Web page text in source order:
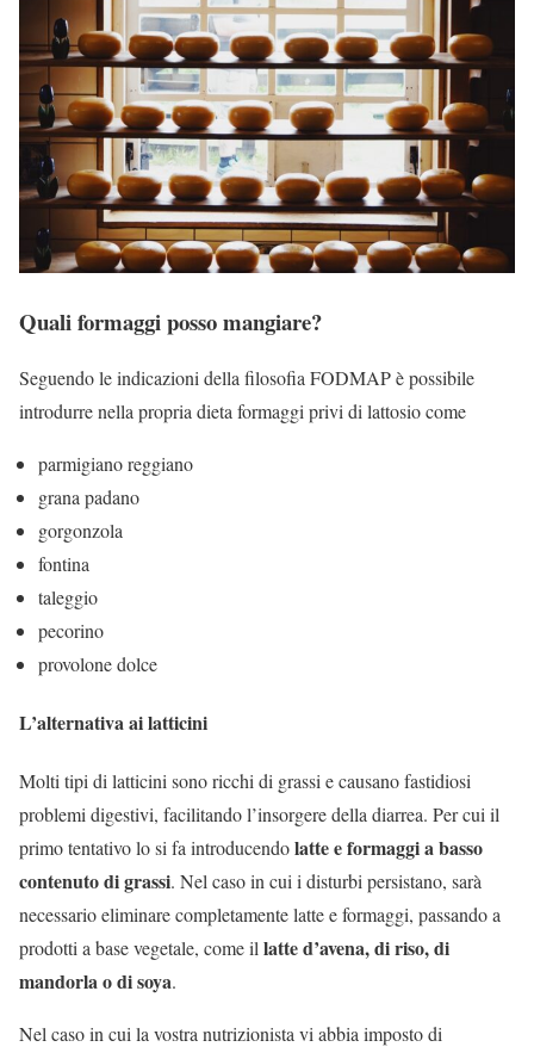
Quali formaggi posso mangiare?
Seguendo le indicazioni della filosofia FODMAP è possibile
introdurre nella propria dieta formaggi privi di lattosio come
parmigiano reggiano
grana padano
gorgonzola
fontina
taleggio
pecorino
provolone dolce
L’alternativa ai latticini
Molti tipi di latticini sono ricchi di grassi e causano fastidiosi
problemi digestivi, facilitando l’insorgere della diarrea. Per cui il
primo tentativo lo si fa introducendolatte e formaggi a basso
contenuto di grassi. Nel caso in cui i disturbi persistano, sarà
necessario eliminare completamente latte e formaggi, passando a
prodotti a base vegetale, come illatte d’avena, di riso, di
mandorla o di soya.
Nel caso in cui la vostra nutrizionista vi abbia imposto di